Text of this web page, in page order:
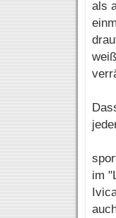
als
im